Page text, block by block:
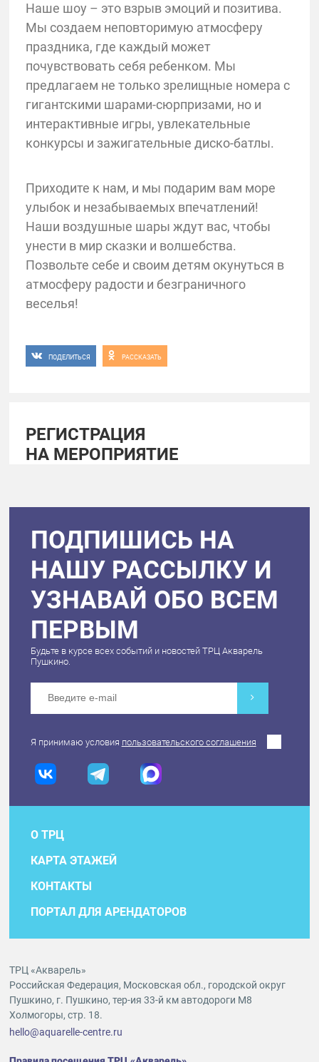
Наше шоу – это взрыв эмоций и позитива.
Мы создаем неповторимую атмосферу
праздника, где каждый может
почувствовать себя ребенком. Мы
предлагаем не только зрелищные номера с
гигантскими шарами-сюрпризами, но и
интерактивные игры, увлекательные
конкурсы и зажигательные диско-батлы.
Приходите к нам, и мы подарим вам море
улыбок и незабываемых впечатлений!
Наши воздушные шары ждут вас, чтобы
унести в мир сказки и волшебства.
Позвольте себе и своим детям окунуться в
атмосферу радости и безграничного
веселья!
ПОДЕЛИТЬСЯ РАССКАЗАТЬ
РЕГИСТРАЦИЯ
НА МЕРОПРИЯТИЕ
ПОДПИШИСЬ НА
НАШУ РАССЫЛКУ И
УЗНАВАЙ ОБО ВСЕМ
ПЕРВЫМ
Будьте в курсе всех событий и новостей ТРЦ Акварель
Пушкино.
Я принимаю условия пользовательского соглашения
О ТРЦ
КАРТА ЭТАЖЕЙ
КОНТАКТЫ
ПОРТАЛ ДЛЯ АРЕНДАТОРОВ
ТРЦ «Акварель»
Российская Федерация, Московская обл., городской округ
Пушкино, г. Пушкино, тер-ия 33-й км автодороги М8
Холмогоры, стр. 18.
hello@aquarelle-centre.ru